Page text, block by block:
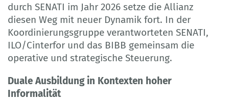
durch SENATI im Jahr 2026 setze die Allianz
diesen Weg mit neuer Dynamik fort. In der
Koordinierungsgruppe verantworteten SENATI,
ILO/Cinterfor und das BIBB gemeinsam die
operative und strategische Steuerung.
Duale Ausbildung in Kontexten hoher
Informalität